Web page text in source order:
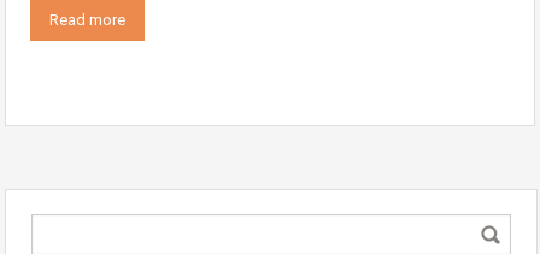
Read more